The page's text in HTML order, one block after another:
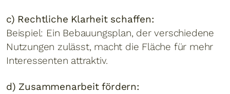
c) Rechtliche Klarheit schaffen:
Beispiel: Ein Bebauungsplan, der verschiedene
Nutzungen zulässt, macht die Fläche für mehr
Interessenten attraktiv.
d) Zusammenarbeit fördern: